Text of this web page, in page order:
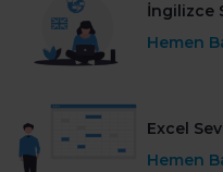
İngilizce
Hemen
Excel
Hemen